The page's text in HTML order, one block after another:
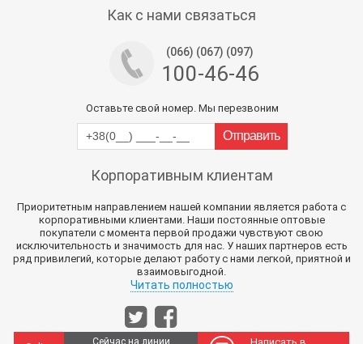
Как с нами связаться
(066) (067) (097)
100-46-46
Оставьте свой номер. Мы перезвоним
Корпоративным клиентам
Приоритетным направлением нашей компании является работа с
корпоративными клиентами. Наши постоянные оптовые
покупатели с момента первой продажи чувствуют свою
исключительность и значимость для нас. У наших партнеров есть
ряд привилегий, которые делают работу с нами легкой, приятной и
взаимовыгодной.
Читать полностью
Сейчас на линии Написать в